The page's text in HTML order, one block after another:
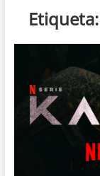
Etiqueta: